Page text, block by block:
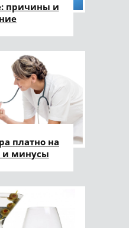
причины и
платно на
минусы